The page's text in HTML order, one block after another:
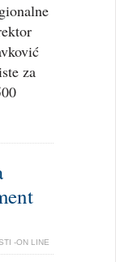
za
-ON LINE